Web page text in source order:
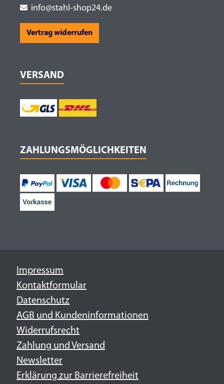
info@stahl-shop24.de
Vertrag widerrufen
VERSAND
ZAHLUNGSMÖGLICHKEITEN
Impressum
Kontaktformular
Datenschutz
AGB und Kundeninformationen
Widerrufsrecht
Zahlung und Versand
Newsletter
Erklärung zur Barrierefreiheit